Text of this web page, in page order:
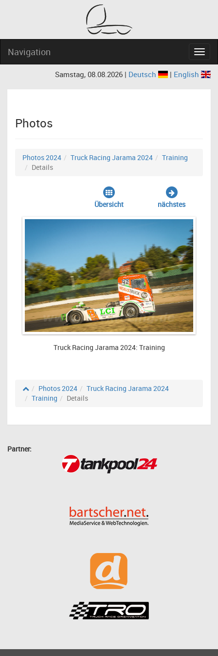
Navigation
Samstag, 08.08.2026 | Deutsch | English
Photos
Photos 2024 Truck Racing Jarama 2024
Training
Details
Übersicht nächstes
Truck Racing Jarama 2024: Training
Photos 2024
Truck Racing Jarama 2024
Training
Details
Partner: